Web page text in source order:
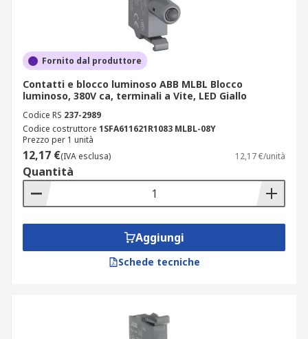
Fornito dal produttore
Contatti e blocco luminoso ABB MLBL Blocco
luminoso, 380V ca, terminali a Vite, LED Giallo
Codice RS 237-2989
Codice costruttore 1SFA611621R1083 MLBL-08Y
Prezzo per 1 unità
12,17 €(IVA esclusa) 12,17 €/unità
Quantità
Aggiungi
Schede tecniche